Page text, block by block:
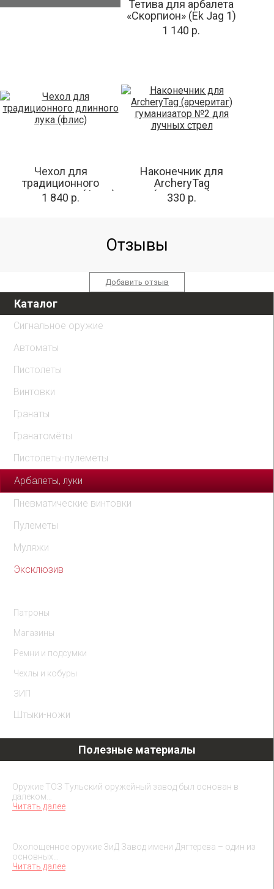
Тетива для арбалета
«Скорпион» (Ek Jag 1)
1 140 р.
Чехол для
традиционного
длинного лука (флис)
1 840 р.
Наконечник для
ArcheryTag
(арчеритаг)
гуманизатор №2 для
330 р.
Отзывы
Добавить отзыв
Каталог
Сигнальное оружие
Автоматы
Пистолеты
Винтовки
Гранаты
Гранатомёты
Пистолеты-пулеметы
Арбалеты, луки
Пневматические винтовки
Пулеметы
Муляжи
Эксклюзив
Патроны
Магазины
Ремни и подсумки
Чехлы и кобуры
ЗИП
Штыки-ножи
Полезные материалы
Оружие ТОЗ Тульский оружейный завод был основан в
далеком…
Читать далее
Охолощенное оружие ЗиД Завод имени Дягтерева – один из
основных…
Читать далее